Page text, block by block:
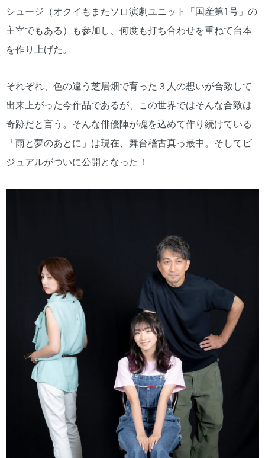
シュージ（オクイもまたソロ演劇ユニット「国産第1号」の
主宰でもある）も参加し、何度も打ち合わせを重ねて台本
を作り上げた。
それぞれ、色の違う芝居畑で育った３人の想いが合致して
出来上がった今作品であるが、この世界ではそんな合致は
奇跡だと言う。そんな俳優陣が魂を込めて作り続けている
「雨と夢のあとに」は現在、舞台稽古真っ最中。そしてビ
ジュアルがついに公開となった！